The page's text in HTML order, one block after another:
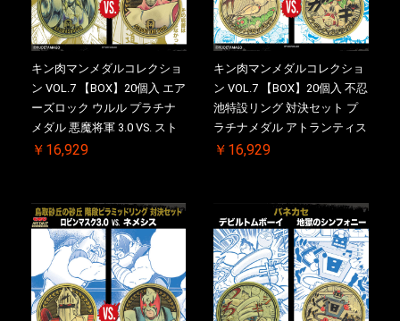
キン肉マンメダルコレクショ
ン VOL.7 【BOX】20個入 エア
ーズロック ウルル プラチナ
メダル 悪魔将軍 3.0 VS. スト
ロング・ザ・武道 初回シリア
売品)付
￥16,929
キン肉マンメダルコレクショ
ン VOL.7 【BOX】20個入 不忍
池特設リング 対決セット プ
ラチナメダル アトランティス
ドライバー VS.ネックカット
特典 】KIN(金)肉メダル(非売
品)付
￥16,929